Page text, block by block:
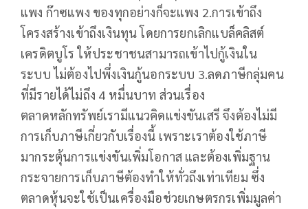
แพง ก๊าซแพง ของทุกอย่างก็จะแพง 2.การเข้าถึง
โครงสร้างเข้าถึงเงินทุน โดยการยกเลิกแบล็คลิสต์
เครดิตบูโร ให้ประชาชนสามารถเข้าไปกู้เงินใน
ระบบ ไม่ต้องไปพึ่งเงินกู้นอกระบบ 3.ลดภาษีกลุ่มคน
ที่มีรายได้ไม่ถึง 4 หมื่นบาท ส่วนเรื่อง
ตลาดหลักทรัพย์เรามีแนวคิดแข่งขันเสรี จึงต้องไม่มี
การเก็บภาษีเกี่ยวกับเรื่องนี้ เพราะเราต้องใช้ภาษี
มากระตุ้นการแข่งขันเพิ่มโอกาส และต้องเพิ่มฐาน
กระจายการเก็บภาษีต้องทำให้ทั่วถึงเท่าเทียม ซึ่ง
ตลาดหุ้นจะใช้เป็นเครื่องมือช่วยเกษตรกรเพิ่มมูลค่า